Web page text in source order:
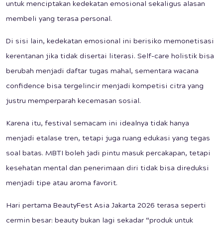
untuk menciptakan kedekatan emosional sekaligus alasan
membeli yang terasa personal.
Di sisi lain, kedekatan emosional ini berisiko memonetisasi
kerentanan jika tidak disertai literasi. Self-care holistik bisa
berubah menjadi daftar tugas mahal, sementara wacana
confidence bisa tergelincir menjadi kompetisi citra yang
justru memperparah kecemasan sosial.
Karena itu, festival semacam ini idealnya tidak hanya
menjadi etalase tren, tetapi juga ruang edukasi yang tegas
soal batas. MBTI boleh jadi pintu masuk percakapan, tetapi
kesehatan mental dan penerimaan diri tidak bisa direduksi
menjadi tipe atau aroma favorit.
Hari pertama BeautyFest Asia Jakarta 2026 terasa seperti
cermin besar: beauty bukan lagi sekadar “produk untuk